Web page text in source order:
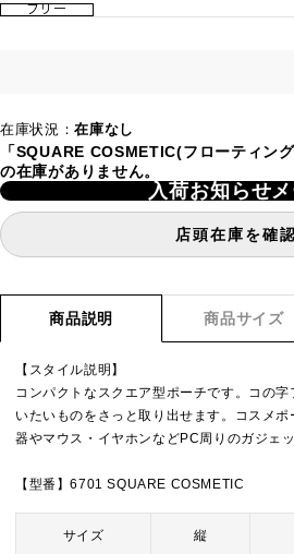
フリー
在庫状況：在庫なし
「SQUARE COSMETIC(フローティン
の在庫がありません。
入荷お知らせ
店頭在庫を確
商品説明 商品サイズ
【スタイル説明】
コンパクトなスクエア型ポーチです。コの
いたいものをさっと取り出せます。コスメ
器やマウス・イヤホンなどPC周りのガジェ
【型番】6701 SQUARE COSMETIC
サイズ 縦